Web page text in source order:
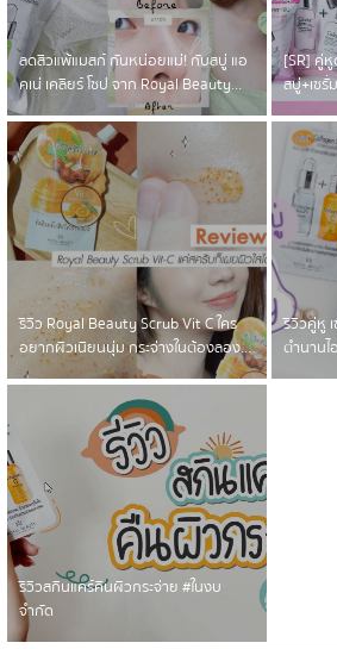
ลดสิวแพ้แมสก์ กันหน่อยแม่! กับสบู่ แอ
คเน่ เคลียร์ โซป จาก Royal Beauty...
[SR] คู่
สบู่+เซรั่
รีวิว Royal Beauty Scrub Vit C ใคร
อยากผิวเนียนนุ่ม กระจ่างในต้องลอง...
รีวิวคู่หู
ตำนาน
รีวิวสกินแคร์คืนผิวกระจ่าย #ในงบ
จำกัด